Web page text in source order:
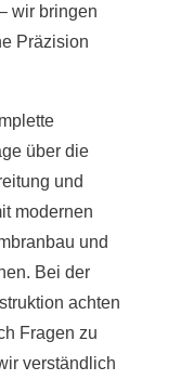
wir bringen
Präzision
über die
und
modernen
und
Bei der
achten
Fragen zu
verständlich